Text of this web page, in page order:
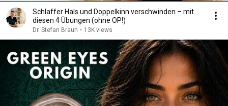
Schlaffer Hals und Doppelkinn verschwinden – mit
diesen 4 Übungen (ohne OP!)
Dr. Stefan Braun • 13K views